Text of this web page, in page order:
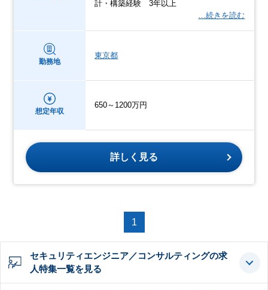
計・構築経験 3年以上
…続きを読む
勤務地
東京都
想定年収
650～1200万円
詳しく見る
1
セキュリティエンジニア／コンサルティングの求
人特集一覧を見る